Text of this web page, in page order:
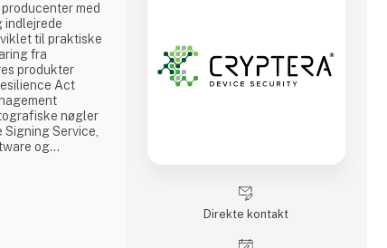
med
indlejrede
til praktiske
fra
produkter
Act
nøgler
Service,
og
Direkte kontakt